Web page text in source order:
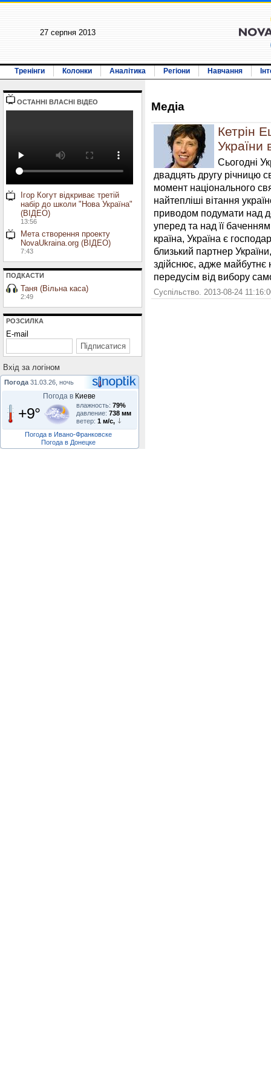
27 серпня 2013
Тренінги Колонки Аналітика Регіони Навчання
ОСТАННI ВЛАСНI ВIДЕО
Ігор Когут відкриває третій
набір до школи "Нова Україна"
(ВІДЕО)
13:56
Мета створення проекту
NovaUkraina.org (ВІДЕО)
7:43
ПОДКАСТИ
Таня (Вільна каса)
2:49
РОЗСИЛКА
E-mail
Вхiд за логiном
Погода 31.03.26, ночь
Погода в Киеве
+9° влажность: 79%
давление: 738 мм
ветер: 1 м/с,
Погода в Ивано-Франковске
Погода в Донецке
Медiа
Кетрін
України
Сьогодні
двадцять другу річницю
момент національного
найтепліші вітання
приводом подумати над
уперед та над її
країна, Україна є
близький партнер
здійснює, адже майбутнє
передусім від вибору
Суспільство. 2013-08-24